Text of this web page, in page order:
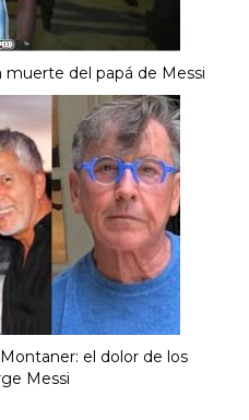
del papá de Messi
el dolor de los
Messi